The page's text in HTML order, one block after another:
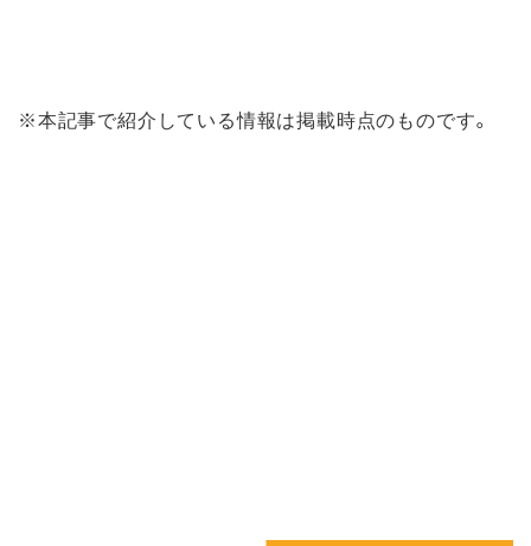
※本記事で紹介している情報は掲載時点のものです。